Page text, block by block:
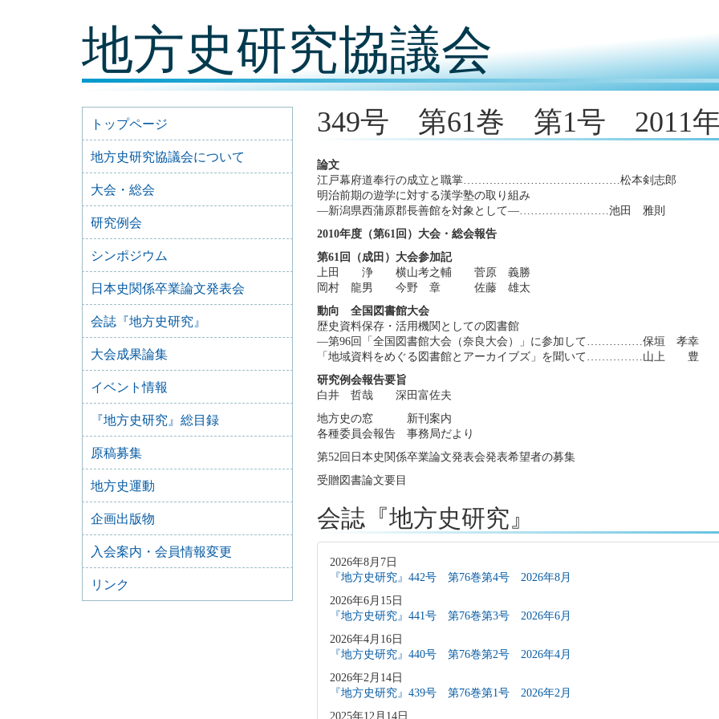
地方史研究協議会
349号 第61巻 第1号 2011
論文
江戸幕府道奉行の成立と職掌……………………………………松本剣志郎
明治前期の遊学に対する漢学塾の取り組み
―新潟県西蒲原郡長善館を対象として―……………………池田 雅則
2010年度（第61回）大会・総会報告
第61回（成田）大会参加記
上田 浄 横山考之輔 菅原 義勝
岡村 龍男 今野 章 佐藤 雄太
動向 全国図書館大会
歴史資料保存・活用機関としての図書館
―第96回「全国図書館大会（奈良大会）」に参加して……………保垣 孝幸
「地域資料をめぐる図書館とアーカイブズ」を聞いて……………山上 豊
研究例会報告要旨
白井 哲哉 深田富佐夫
地方史の窓 新刊案内
各種委員会報告 事務局だより
第52回日本史関係卒業論文発表会発表希望者の募集
受贈図書論文要目
会誌『地方史研究』
2026年8月7日
『地方史研究』442号 第76巻第4号 2026年8月
2026年6月15日
『地方史研究』441号 第76巻第3号 2026年6月
2026年4月16日
『地方史研究』440号 第76巻第2号 2026年4月
2026年2月14日
『地方史研究』439号 第76巻第1号 2026年2月
2025年12月14日
トップページ
地方史研究協議会について
大会・総会
研究例会
シンポジウム
日本史関係卒業論文発表会
会誌『地方史研究』
大会成果論集
イベント情報
『地方史研究』総目録
原稿募集
地方史運動
企画出版物
入会案内・会員情報変更
リンク